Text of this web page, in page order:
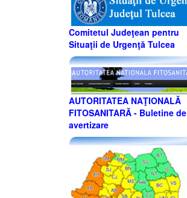
Comitetul Judeţean pentru
Situaţii de Urgenţă Tulcea
AUTORITATEA NAŢIONALĂ
FITOSANITARĂ - Buletine de
avertizare